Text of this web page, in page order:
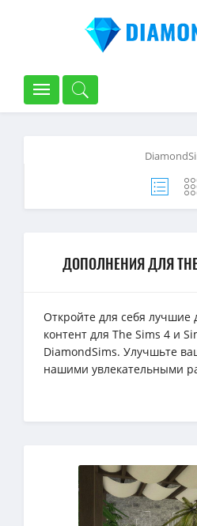
ДОПОЛНЕНИЯ ДЛЯ THE
Откройте для себя лучшие
контент для The Sims 4 и
DiamondSims. Улучшьте
нашими увлекательными